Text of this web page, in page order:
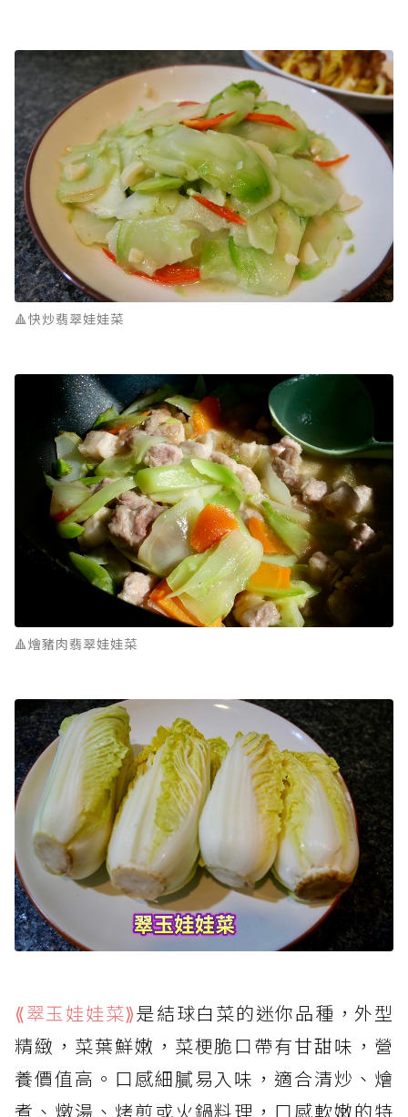
🔺快炒翡翠娃娃菜
🔺燴豬肉翡翠娃娃菜
⟪翠玉娃娃菜⟫是結球白菜的迷你品種，外型
精緻，菜葉鮮嫩，菜梗脆口帶有甘甜味，營
養價值高。口感細膩易入味，適合清炒、燴
煮、燉湯、烤煎或火鍋料理，口感軟嫩的特